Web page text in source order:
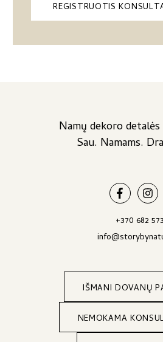
REGISTRUOTIS
Namų dekoro
Sau. Namams.
+370 682
IŠMANI DOVANŲ
NEMOKAMA